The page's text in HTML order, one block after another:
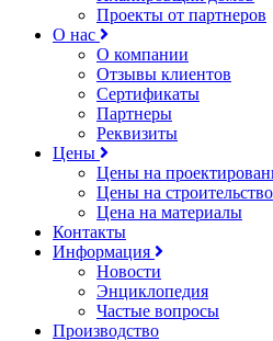
Проекты от партнеров
О нас
О компании
Отзывы клиентов
Сертификаты
Партнеры
Реквизиты
Цены
Цены на
Цены на строительство
Цена на материалы
Контакты
Информация
Новости
Энциклопедия
Частые вопросы
Производство